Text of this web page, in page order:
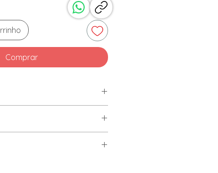
Comprar
detalhes, simulando o aspecto